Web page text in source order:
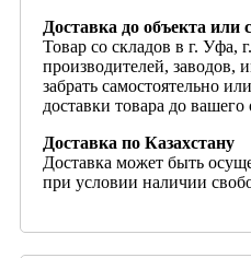
Доставка до объекта или
Товар со складов в г. Уфа,
производителей, заводов,
забрать самостоятельно
доставки товара до вашего
Доставка по Казахстану
Доставка может быть
при условии наличии